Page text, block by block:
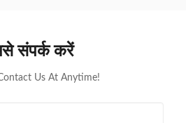
संपर्क करें
Us At Anytime!